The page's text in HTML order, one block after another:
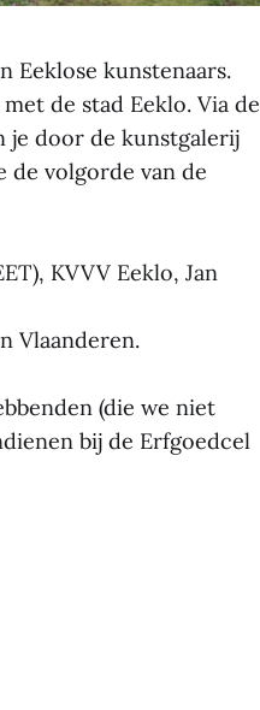
Eeklose kunstenaars.
de stad Eeklo. Via de
je door de kunstgalerij
de volgorde van de
KVVV Eeklo, Jan
Vlaanderen.
(die we niet
bij de Erfgoedcel